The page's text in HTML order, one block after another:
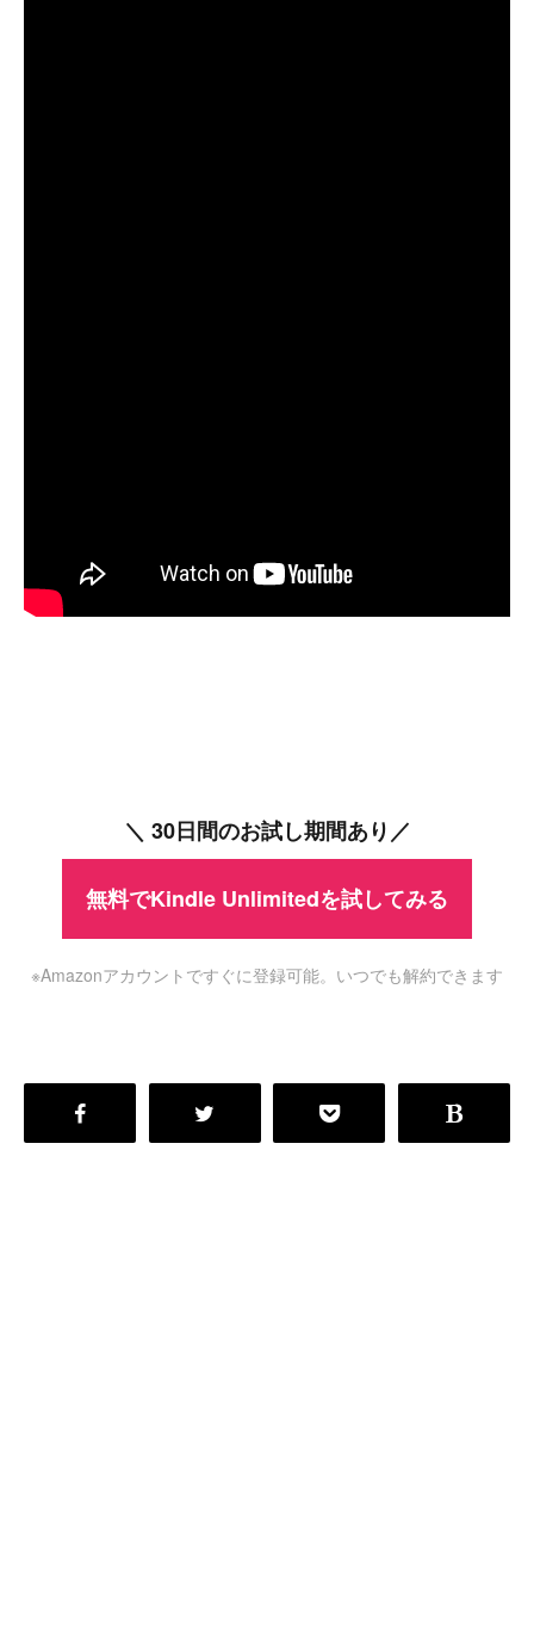
＼ 30日間のお試し期間あり／
無料でKindle Unlimitedを試してみる
※Amazonアカウントですぐに登録可能。いつでも解約できます